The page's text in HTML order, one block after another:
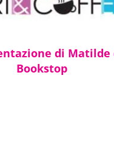
di Matilde
Bookstop